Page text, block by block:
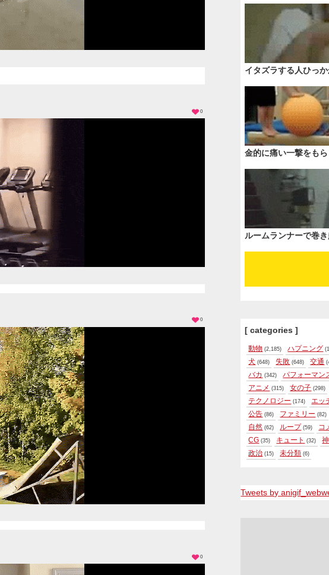
0
0
0
イタズラする人ひっ
金的に痛い一撃をも
ルームランナーで巻
[ categories ]
動物 (2,185) ハプニング
犬 (648) 失敗 (648) 交通
バカ (342) パフォーマン
アニメ (315) 女の子 (298)
テクノロジー (174) エッ
公告 (86) ファミリー (82)
自然 (62) ループ (59) コ
CG (35) キュート (32)
政治 (15) 未分類 (6)
Tweets by